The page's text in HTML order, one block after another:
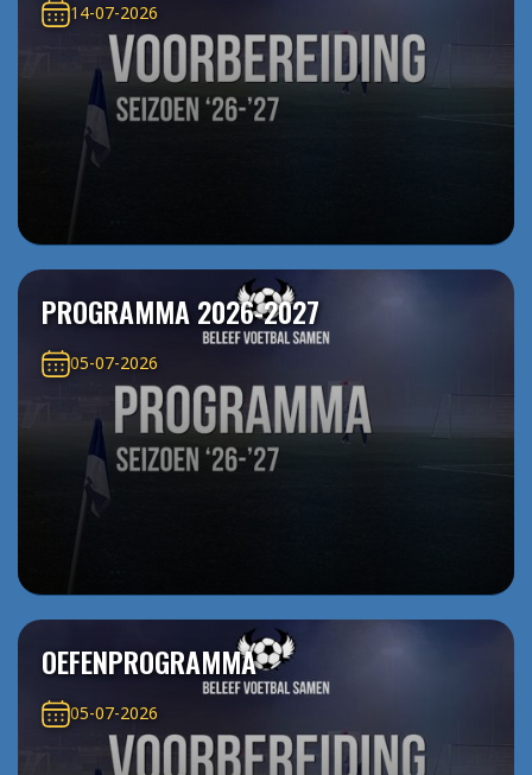
14-07-2026
PROGRAMMA 2026-2027
05-07-2026
OEFENPROGRAMMA
05-07-2026